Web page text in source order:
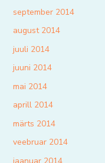
september 2014
august 2014
juuli 2014
juuni 2014
mai 2014
aprill 2014
märts 2014
veebruar 2014